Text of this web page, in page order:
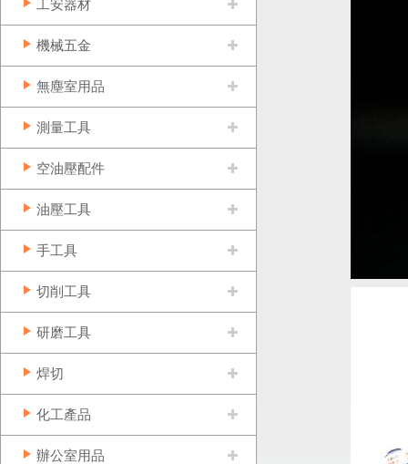
工安器材
機械五金
無塵室用品
測量工具
空油壓配件
油壓工具
手工具
切削工具
研磨工具
焊切
化工產品
辦公室用品